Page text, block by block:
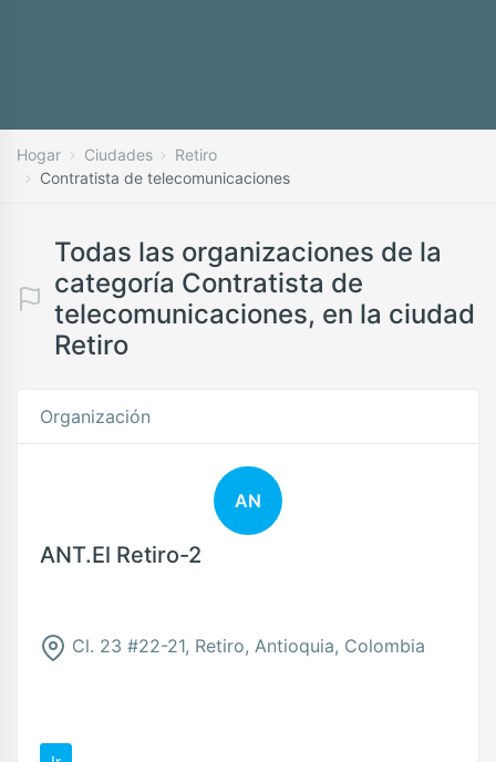
Hogar Ciudades
Retiro
Contratista de telecomunicaciones
Todas las organizaciones de la
categoría Contratista de
telecomunicaciones, en la ciudad
Retiro
Organización
AN
ANT.El Retiro-2
Cl. 23 #22-21, Retiro, Antioquia, Colombia